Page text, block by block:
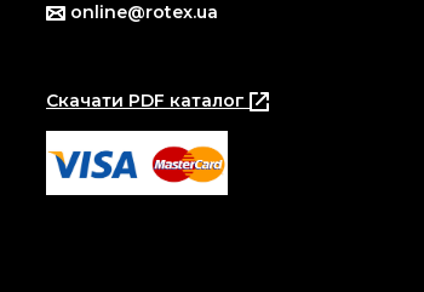
online@rotex.ua
Скачати PDF каталог